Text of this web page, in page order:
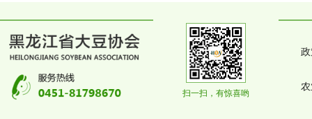
扫一扫，有惊喜哟